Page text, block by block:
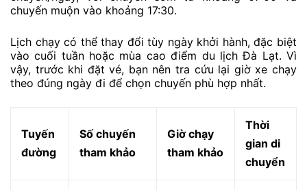
chuyến muộn vào khoảng 17:30.
Lịch chạy có thể thay đổi tùy ngày khởi hành, đặc biệt
vào cuối tuần hoặc mùa cao điểm du lịch Đà Lạt. Vì
vậy, trước khi đặt vé, bạn nên tra cứu lại giờ xe chạy
theo đúng ngày đi để chọn chuyến phù hợp nhất.
Tuyến
đường
Số chuyến
tham khảo
Giờ chạy
tham khảo
Thời
gian di
chuyển